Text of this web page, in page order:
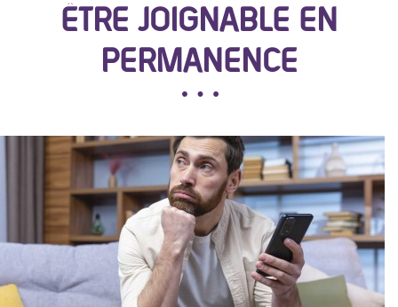
ÊTRE JOIGNABLE EN
PERMANENCE